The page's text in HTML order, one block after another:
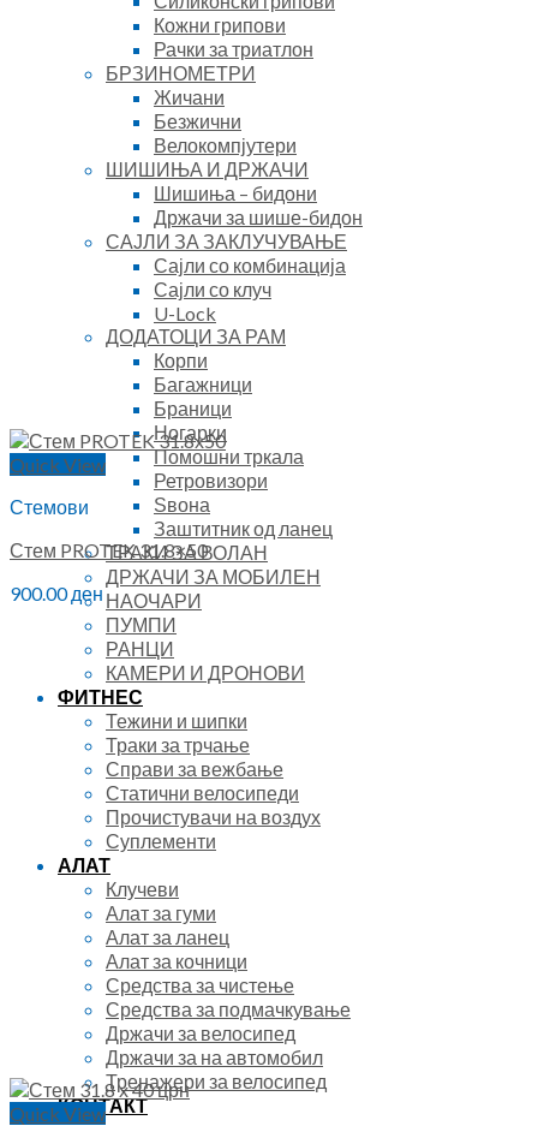
Кожни грипови
Рачки за триатлон
БРЗИНОМЕТРИ
Жичани
Безжични
Велокомпјутери
ШИШИЊА И ДРЖАЧИ
Шишиња – бидони
Држачи за шише-бидон
САЈЛИ ЗА ЗАКЛУЧУВАЊЕ
Сајли со комбинација
Сајли со клуч
U-Lock
ДОДАТОЦИ ЗА РАМ
Корпи
Багажници
Браници
Ногарки
Помошни тркала
Ретровизори
Ѕвона
Заштитник од ланец
ТРАКИ ЗА ВОЛАН
ДРЖАЧИ ЗА МОБИЛЕН
НАОЧАРИ
ПУМПИ
РАНЦИ
КАМЕРИ И ДРОНОВИ
ФИТНЕС
Тежини и шипки
Траки за трчање
Справи за вежбање
Статични велосипеди
Прочистувачи на воздух
Суплементи
АЛАТ
Клучеви
Алат за гуми
Алат за ланец
Алат за кочници
Средства за чистење
Средства за подмачкување
Држачи за велосипед
Држачи за на автомобил
Тренажери за велосипед
КОНТАКТ
Quick View
Стемови
Стем PROTEK 31.8×50
900.00ден
Quick View